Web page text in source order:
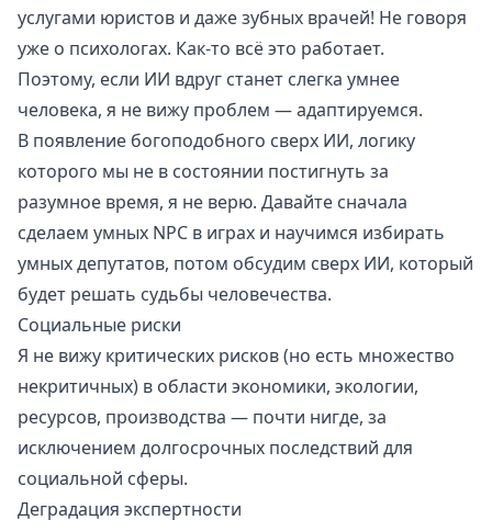
услугами юристов и даже зубных врачей! Не говоря
уже о психологах. Как-то всё это работает.
Поэтому, если ИИ вдруг станет слегка умнее
человека, я не вижу проблем — адаптируемся.
В появление богоподобного сверх ИИ, логику
которого мы не в состоянии постигнуть за
разумное время, я не верю. Давайте сначала
сделаем умных NPC в играх и научимся избирать
умных депутатов, потом обсудим сверх ИИ, который
будет решать судьбы человечества.
Социальные риски
Я не вижу критических рисков (но есть множество
некритичных) в области экономики, экологии,
ресурсов, производства — почти нигде, за
исключением долгосрочных последствий для
социальной сферы.
Деградация экспертности